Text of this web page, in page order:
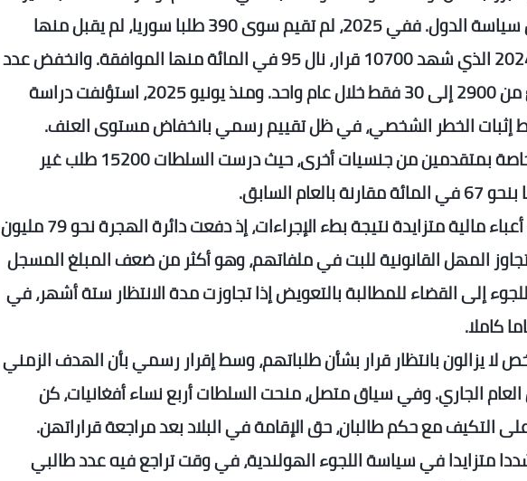
الوضع السياسي في سوريا وتعديل سياسة الدول. ففي 2025، لم تقيم سوى 390 طلبا سوريا، لم يقبل منها
سوى 28 في المائة، مقارنة بعام 2024 الذي شهد 10700 قرار، نال 95 في المائة منها الموافقة. وانخفض عدد
السوريين الحاصلين على صفة لاجئ من 2900 إلى 30 فقط خلال عام واحد. ومنذ يونيو 2025، استؤنفت دراسة
إثبات الخطر الشخصي، في ظل تقييم رسمي بانخفاض مستوى العنف.
في المقابل، ارتفع عدد القرارات الخاصة بمتقدمين من جنسيات أخرى، حيث درست السلطات 15200 طلب غير
السابق.
وعلى صعيد آخر، كشفت الأرقام عن أعباء مالية متزايدة نتيجة بطء الإجراءات، إذ دفعت دائرة الهجرة نحو 79 مليون
المهل القانونية للبت في ملفاتهم، وهو أكثر من ضعف المبلغ المسجل
باللجوء إلى القضاء للمطالبة بالتعويض إذا تجاوزت مدة الانتظار ستة أشهر، في
كاملا.
2025، كان نحو 51000 شخص لا يزالون بانتظار قرار بشأن طلباتهم، وسط إقرار رسمي بأن الهدف الزمني
الجاري. وفي سياق متصل، منحت السلطات أربع نساء أفغانيات، كن
التكيف مع حكم طالبان، حق الإقامة في البلاد بعد مراجعة قراراتهن.
متزايدا في سياسة اللجوء الهولندية، في وقت تراجع فيه عدد طالبي